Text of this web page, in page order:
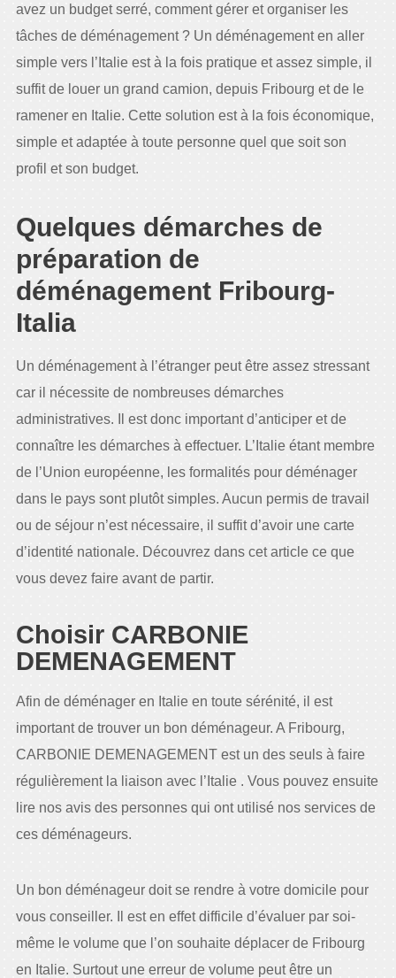
avez un budget serré, comment gérer et organiser les
tâches de déménagement ? Un déménagement en aller
simple vers l’Italie est à la fois pratique et assez simple, il
suffit de louer un grand camion, depuis Fribourg et de le
ramener en Italie. Cette solution est à la fois économique,
simple et adaptée à toute personne quel que soit son
profil et son budget.
Quelques démarches de
préparation de
déménagement Fribourg-
Italia
Un déménagement à l’étranger peut être assez stressant
car il nécessite de nombreuses démarches
administratives. Il est donc important d’anticiper et de
connaître les démarches à effectuer. L’Italie étant membre
de l’Union européenne, les formalités pour déménager
dans le pays sont plutôt simples. Aucun permis de travail
ou de séjour n’est nécessaire, il suffit d’avoir une carte
d’identité nationale. Découvrez dans cet article ce que
vous devez faire avant de partir.
Choisir CARBONIE
DEMENAGEMENT
Afin de déménager en Italie en toute sérénité, il est
important de trouver un bon déménageur. A Fribourg,
CARBONIE DEMENAGEMENT est un des seuls à faire
régulièrement la liaison avec l’Italie . Vous pouvez ensuite
lire nos avis des personnes qui ont utilisé nos services de
ces déménageurs.
Un bon déménageur doit se rendre à votre domicile pour
vous conseiller. Il est en effet difficile d’évaluer par soi-
même le volume que l’on souhaite déplacer de Fribourg
en Italie. Surtout une erreur de volume peut être un